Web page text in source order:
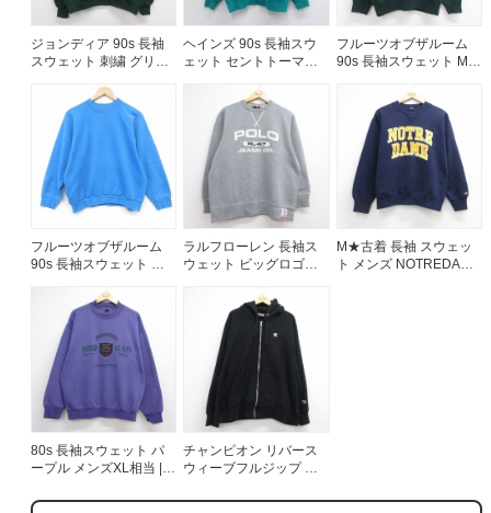
ジョンディア 90s 長袖
スウェット 刺繍 グリー
ヘインズ 90s 長袖スウ
ェット セントトーマス
フルーツオブザルーム
90s 長袖スウェット MC
ズL相当 | 古着
フルーツオブザルーム
90s 長袖スウェット ラ
ンズL相当 | 古着
ラルフローレン 長袖ス
ウェット ビッグロゴ刺
M★古着 長袖 スウェッ
ト メンズ NOTREDAM
80s 長袖スウェット パ
ープル メンズXL相当 |
チャンピオン リバース
ウィーブフルジップ ワ
ク メンズXL相当 | 古着